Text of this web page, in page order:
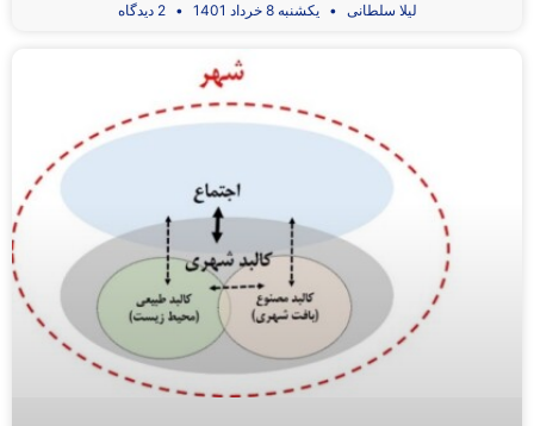
لیلا سلطانی یکشنبه 8 خرداد 1401 2 دیدگاه